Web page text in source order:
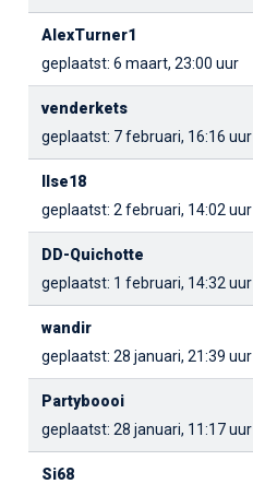
AlexTurner1
geplaatst: 6 maart, 23:00 uur
venderkets
geplaatst: 7 februari, 16:16 uur
Ilse18
geplaatst: 2 februari, 14:02 uur
DD-Quichotte
geplaatst: 1 februari, 14:32 uur
wandir
geplaatst: 28 januari, 21:39 uur
Partyboooi
geplaatst: 28 januari, 11:17 uur
Si68